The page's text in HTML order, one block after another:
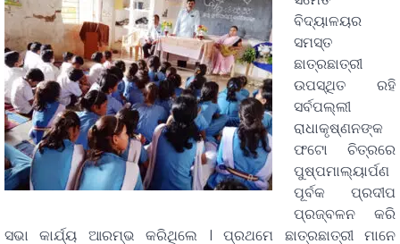
ବିଦ୍ୟାଳୟର
ସମସ୍ତ
ଛାତ୍ରଛାତ୍ରୀ
ଉପସ୍ଥିତ ରହି
ସର୍ବପଲ୍ଲୀ
ରାଧାକୃଷ୍ଣନଙ୍କ
ଫଟୋ ଚିତ୍ରରେ
ପୁଷ୍ପମାଲ୍ୟାର୍ପଣ
ପୂର୍ବକ ପ୍ରଦୀପ
ପ୍ରଜ୍ବଳନ କରି
ସଭା କାର୍ଯ୍ୟ ଆରମ୍ଭ କରିଥିଲେ । ପ୍ରଥମେ ଛାତ୍ରଛାତ୍ରୀ ମାନେ